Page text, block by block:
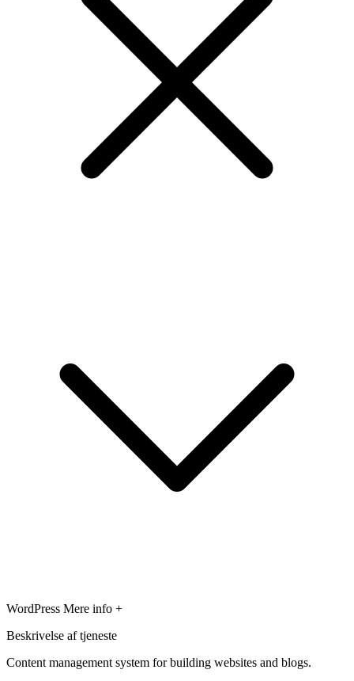
WordPress Mere info +
Beskrivelse af tjeneste
Content management system for building websites and blogs.